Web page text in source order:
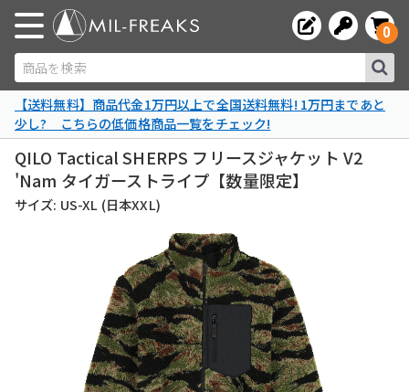
商品を検索
0
【送料無料】商品代金1万円以上で全国送料無料! 1万円まであと
少し? こちらの低価格商品一覧をチェック!
QILO Tactical SHERPS フリースジャケット V2
'Nam タイガーストライプ【数量限定】
サイズ: US-XL (日本XXL)